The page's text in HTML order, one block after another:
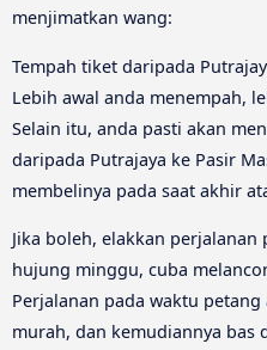
menjimatkan wang:
Tempah tiket daripada
Lebih awal anda menempah,
Selain itu, anda pasti akan
daripada Putrajaya ke Pasir
membelinya pada saat akhir
Jika boleh, elakkan
hujung minggu, cuba
Perjalanan pada waktu
murah, dan kemudiannya bas